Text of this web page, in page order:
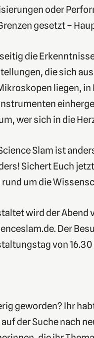
oder
gesetzt –
die
die sich
liegen,
wer sich in die
Slam ist
Sichert Euch
rund um die
wird der Abend
Der
von
geworden? Ihr
der Suche nach